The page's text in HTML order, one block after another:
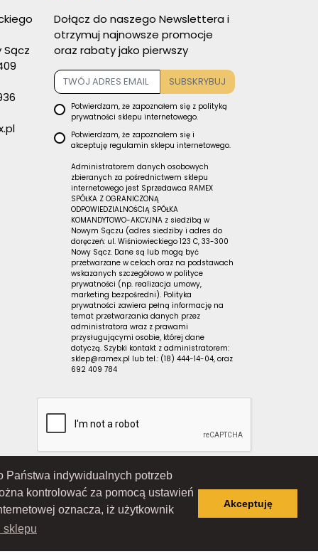
Państwa indywidualnych potrzeb
kontrolować za pomocą ustawień
oznacza, iż użytkownik
sklepu
Akceptuję
Sącz
Dołącz do naszego Newslettera i
otrzymuj najnowsze promocje
oraz rabaty jako pierwszy
SUBSKRYBUJ
Potwierdzam, że zapoznałem się z polityką
prywatności sklepu internetowego.
Potwierdzam, że zapoznałem się i
akceptuję regulamin sklepu internetowego.
Administratorem danych osobowych
zbieranych za pośrednictwem sklepu
internetowego jest Sprzedawca RAMEX
SPÓŁKA Z OGRANICZONĄ
ODPOWIEDZIALNOŚCIĄ SPÓŁKA
KOMANDYTOWO-AKCYJNA z siedzibą w
Nowym Sączu (adres siedziby i adres do
doręczeń: ul. Wiśniowieckiego 123 C, 33-300
Nowy Sącz. Dane są lub mogą być
przetwarzane w celach oraz na podstawach
wskazanych szczegółowo w polityce
prywatności (np. realizacja umowy,
marketing bezpośredni). Polityka
prywatności zawiera pełną informację na
temat przetwarzania danych przez
administratora wraz z prawami
przysługującymi osobie, której dane
dotyczą. Szybki kontakt z administratorem:
sklep@ramex.pl lub tel.: (18) 444-14-04, oraz
692 409 784
Wiśniowieckiego 123 C, 33-300 Nowy Sącz); wpisana do Rejestru
Rejonowy dla Krakowa-Śródmieścia w Krakowie, XII Wydział
REGON: 122671197